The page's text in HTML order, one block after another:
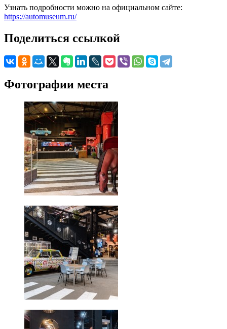
Узнать подробности можно на официальном сайте:
https://automuseum.ru/
Поделиться ссылкой
Фотографии места